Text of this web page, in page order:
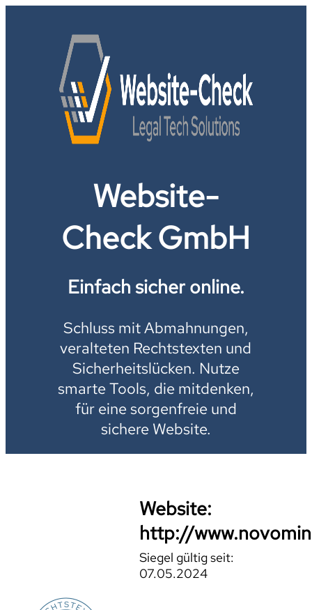
Website-
Check GmbH
Einfach sicher online.
Schluss mit Abmahnungen,
veralteten Rechtstexten und
Sicherheitslücken. Nutze
smarte Tools, die mitdenken,
für eine sorgenfreie und
sichere Website.
Website:
http://
Siegel gültig seit:
07.05.2024